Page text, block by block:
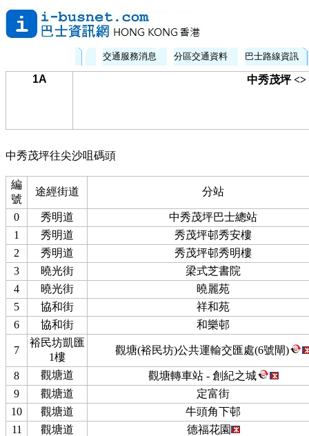
交通服務消息 分區交通資料 巴士路線資訊
1A 中秀茂坪
中秀茂坪往尖沙咀碼頭
編
號
途經街道 分站
0 秀明道
中秀茂坪巴士總站
1
秀明道
秀茂坪邨秀安樓
2
秀明道
秀茂坪邨秀明樓
3
曉光街
梁式芝書院
4
曉光街
曉麗苑
5
協和街
祥和苑
6
協和街 和樂邨
7
裕民坊凱匯
1樓
觀塘(裕民坊)公共運輸交匯處(6號閘)
8 觀塘道
觀塘轉車站 - 創紀之城
9
觀塘道
定富街
10
觀塘道
牛頭角下邨
11
觀塘道
德福花園